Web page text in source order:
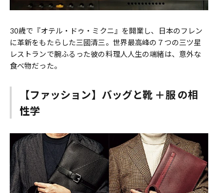
30歳で『オテル・ドゥ・ミクニ』を開業し、日本のフレン
に革新をもたらした三國清三。世界最高峰の７つの三ツ星
レストランで腕ふるった彼の料理人人生の端緒は、意外な
食べ物だった。
【ファッション】バッグと靴 ＋服 の相
性学